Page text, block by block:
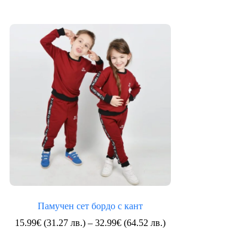
Памучен сет бордо с кант
15.99€(31.27 лв.) – 32.99€(64.52 лв.)Price